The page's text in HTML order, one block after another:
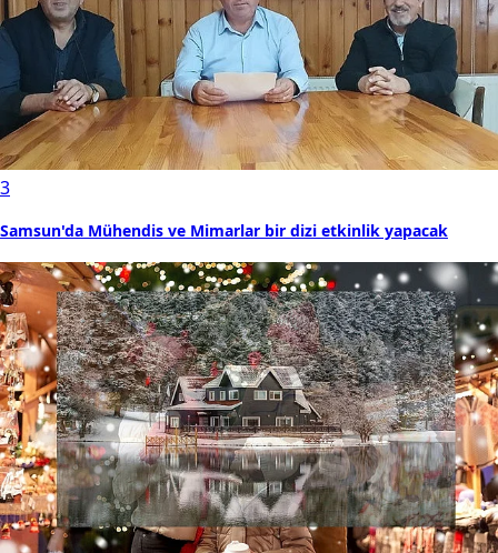
3
Samsun'da Mühendis ve Mimarlar bir dizi etkinlik yapacak